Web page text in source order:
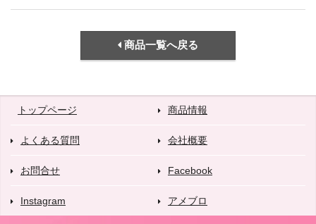
商品一覧へ戻る
トップページ 商品情報
よくある質問 会社概要
お問合せ Facebook
Instagram アメブロ